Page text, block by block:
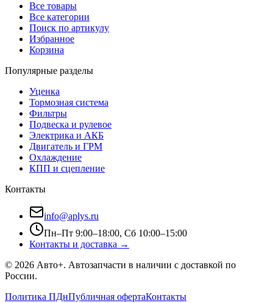
Все товары
Все категории
Поиск по артикулу
Избранное
Корзина
Популярные разделы
Уценка
Тормозная система
Фильтры
Подвеска и рулевое
Электрика и АКБ
Двигатель и ГРМ
Охлаждение
КПП и сцепление
Контакты
info@aplys.ru
Пн–Пт 9:00–18:00, Сб 10:00–15:00
Контакты и доставка →
© 2026 Авто+. Автозапчасти в наличии с доставкой по
России.
Политика ПДнПубличная офертаКонтакты